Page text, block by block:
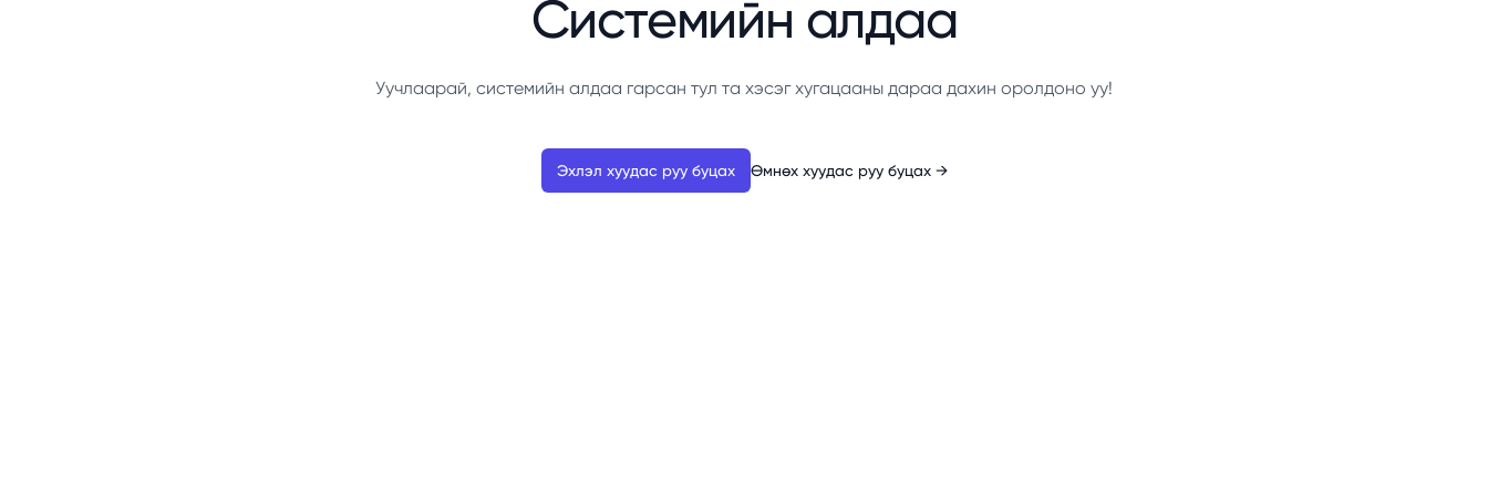
Системийн алдаа
Уучлаарай, системийн алдаа гарсан тул та хэсэг хугацааны дараа дахин оролдоно уу!
Эхлэл хуудас руу буцах Өмнөх хуудас руу буцах →